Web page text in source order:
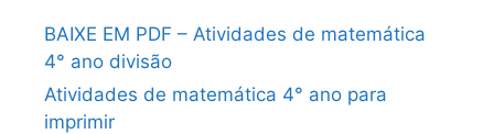
BAIXE EM PDF – Atividades de matemática
4° ano divisão
Atividades de matemática 4° ano para
imprimir